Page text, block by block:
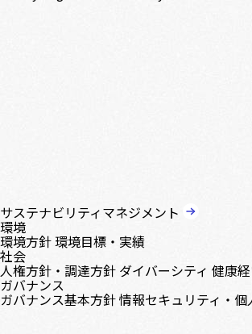
サステナビリティマネジメント
環境
環境方針環境目標・実績
社会
人権方針・調達方針 ダイバーシティ 健康
ガバナンス
ガバナンス基本方針情報セキュリティ・